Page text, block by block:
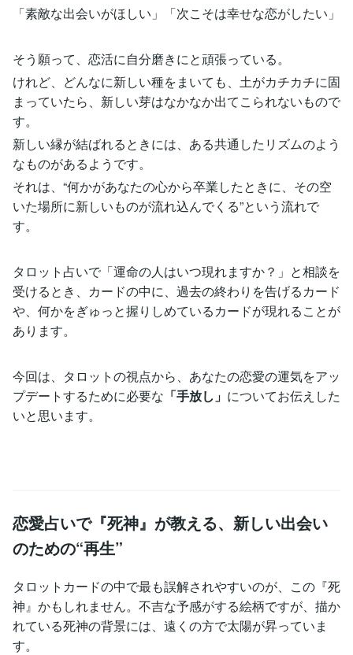
「素敵な出会いがほしい」「次こそは幸せな恋がしたい」
そう願って、恋活に自分磨きにと頑張っている。
けれど、どんなに新しい種をまいても、土がカチカチに固
まっていたら、新しい芽はなかなか出てこられないもので
す。
新しい縁が結ばれるときには、ある共通したリズムのよう
なものがあるようです。
それは、“何かがあなたの心から卒業したときに、その空
いた場所に新しいものが流れ込んでくる”という流れで
す。
タロット占いで「運命の人はいつ現れますか？」と相談を
受けるとき、カードの中に、過去の終わりを告げるカード
や、何かをぎゅっと握りしめているカードが現れることが
あります。
今回は、タロットの視点から、あなたの恋愛の運気をアッ
プデートするために必要な 「手放し」 についてお伝えした
いと思います。
恋愛占いで『死神』が教える、新しい出会い
のための“再生”
タロットカードの中で最も誤解されやすいのが、この『死
神』かもしれません。不吉な予感がする絵柄ですが、描か
れている死神の背景には、遠くの方で太陽が昇っていま
す。